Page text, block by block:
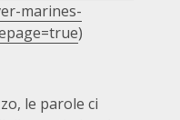
marines-
)
le parole ci